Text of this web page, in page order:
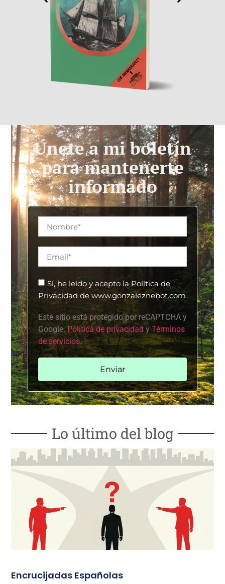
Únete a mi boletín
para mantenerte
informado
Sí, he leído y acepto la Política de
Privacidad de www.gonzaleznebot.com
Este sitio está protegido por reCAPTCHA y
Google.Política de privacidady Términos
de servicios.
Enviar
Lo último del blog
Encrucijadas Españolas